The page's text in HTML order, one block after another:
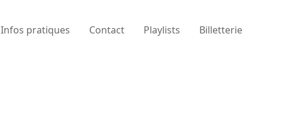
Infos pratiques Contact Playlists Billetterie